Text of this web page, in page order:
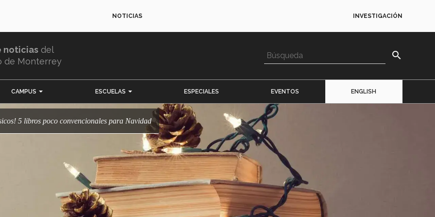
NOTICIAS INVESTIGACIÓN
noticias del
de Monterrey
search
CAMPUS ESCUELAS ESPECIALES EVENTOS ENGLISH
5 libros poco convencionales para Navidad